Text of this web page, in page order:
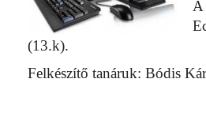
A
(13.k).
Felkészítő tanáruk: Bódis